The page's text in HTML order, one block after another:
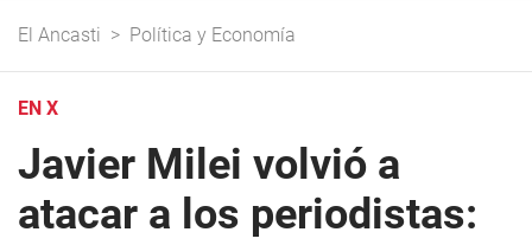
El Ancasti > Política y Economía
EN X
Javier Milei volvió a
atacar a los periodistas: